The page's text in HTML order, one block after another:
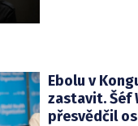
Ebolu v
zastavit. Šéf
přesvědčil